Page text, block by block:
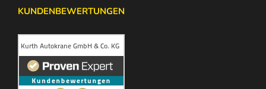
KUNDENBEWERTUNGEN